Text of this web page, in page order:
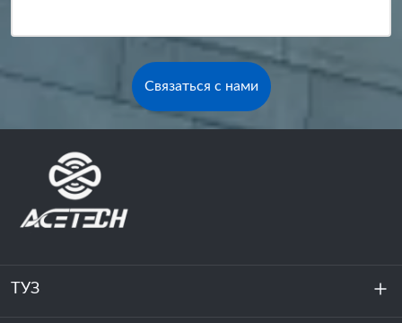
Связаться с нами
ТУЗ